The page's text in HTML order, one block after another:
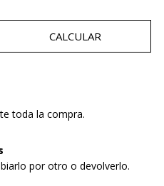
CALCULAR
toda la compra.
por otro o devolverlo.